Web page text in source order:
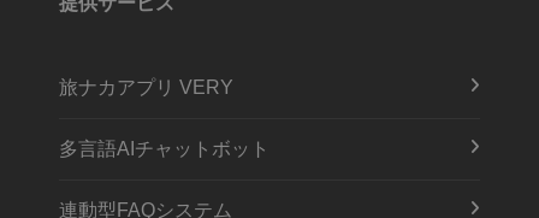
旅ナカアプリ VERY
多言語AIチャットボット
連動型FAQシステム